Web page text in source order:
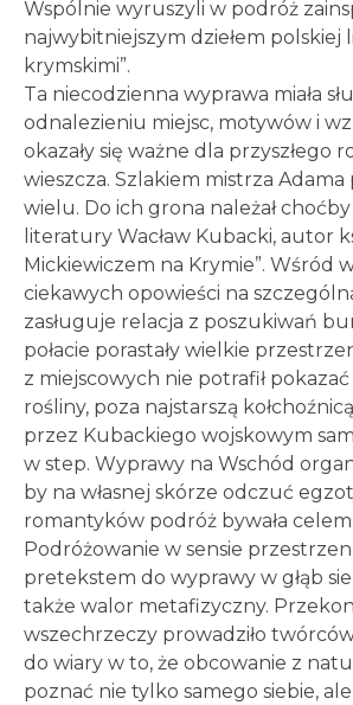
Wspólnie wyruszyli w podróż
najwybitniejszym dziełem polskiej
krymskimi”.
Ta niecodzienna wyprawa miała
odnalezieniu miejsc, motywów i
okazały się ważne dla przyszłego
wieszcza. Szlakiem mistrza Adama
wielu. Do ich grona należał
literatury Wacław Kubacki, autor
Mickiewiczem na Krymie”. Wśród
ciekawych opowieści na
zasługuje relacja z poszukiwań
połacie porastały wielkie
z miejscowych nie potrafił
rośliny, poza najstarszą
przez Kubackiego wojskowym
w step. Wyprawy na Wschód
by na własnej skórze odczuć
romantyków podróż bywała
Podróżowanie w sensie
pretekstem do wyprawy w głąb
także walor metafizyczny.
wszechrzeczy prowadziło
do wiary w to, że obcowanie z
poznać nie tylko samego siebie,